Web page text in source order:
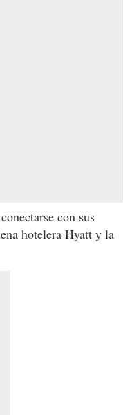
con sus
hotelera Hyatt y la